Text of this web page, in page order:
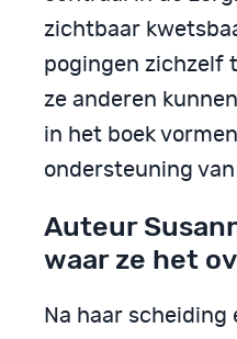
zichtbaar
pogingen zichzelf
ze anderen
in het boek
ondersteuning
Auteur
waar ze het
Na haar scheiding